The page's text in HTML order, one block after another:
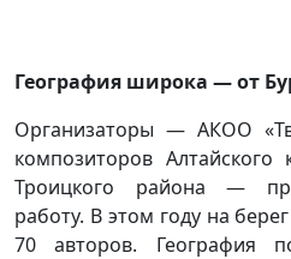
География широка — от
Организаторы — АКОО
композиторов
Троицкого района —
работу. В этом году на
70 авторов. География